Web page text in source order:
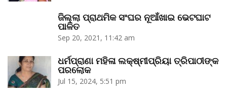
ଜିଲ୍ଲା ପ୍ରାଥମିକ ସଂଘର ନୂଆଁଖାଇ ଭେଟଘାଟ
ପାଳିତ
Sep 20, 2021, 11:42 am
ଧର୍ମପ୍ରାଣା ମହିଳା ଲକ୍ଷ୍ମୀପ୍ରିୟା ତ୍ରିପାଠୀଙ୍କ
ପରଲୋକ
Jul 15, 2024, 5:51 pm